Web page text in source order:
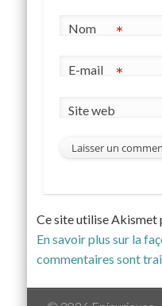
Nom *
E-mail *
Site web
Ce site utilise Akismet
En savoir plus sur la
commentaires sont